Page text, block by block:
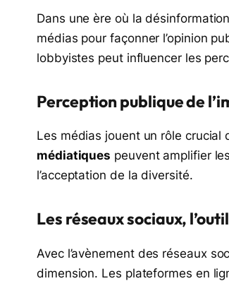
Dans une ère où la
médias pour façonner l’opinion
lobbyistes peut influencer les
Perception publique de
Les médias jouent un rôle crucial
médiatiques peuvent amplifier
l’acceptation de la diversité.
Les réseaux sociaux,
Avec l’avènement des réseaux
dimension. Les plateformes en